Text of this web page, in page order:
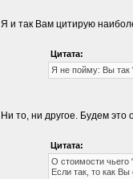
Я и так Вам цитирую
Цитата:
Я не пойму: Вы так
Ни то, ни другое. Будем это
Цитата:
О стоимости
Если так, то как Вы